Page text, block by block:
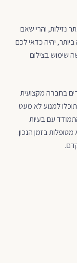
נזילות, והרי שאם
יהיה כדאי לכם
שימוש בצילום
בחברה מקצועית
למנוע לא מעט
עם בעיות
בזמן הנכון.